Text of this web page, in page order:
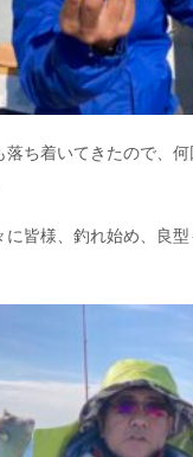
落ち着いてきたので、
に皆様、釣れ始め、良